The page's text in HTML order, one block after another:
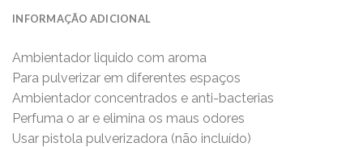
INFORMAÇÃO ADICIONAL
Ambientador liquido com aroma
Para pulverizar em diferentes espaços
Ambientador concentrados e anti-bacterias
Perfuma o ar e elimina os maus odores
Usar pistola pulverizadora (não incluído)